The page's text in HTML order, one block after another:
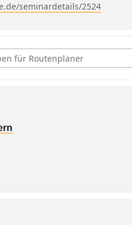
seminardetails/2524
»8. Freyunger